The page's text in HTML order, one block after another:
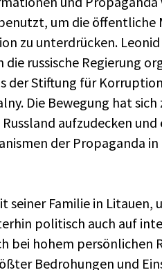
um die öffentliche
zu unterdrücken.
russische Regierung
der Stiftung für
Die Bewegung hat
aufzudecken
der Propaganda
Familie in Litauen,
politisch auch auf
bei hohem persönlichen
Bedrohungen und